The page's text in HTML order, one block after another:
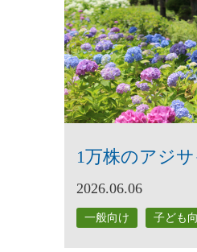
1万株のアジ
2026.06.06
一般向け 子ども